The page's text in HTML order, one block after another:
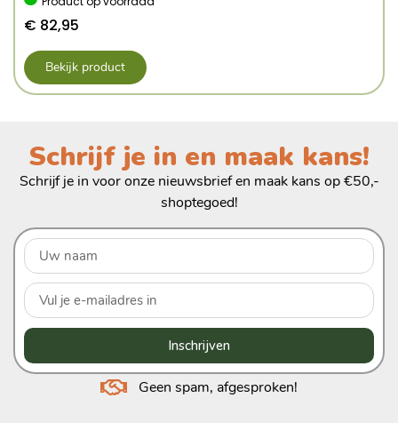
€ 82,95
Bekijk product
Schrijf je in en maak kans!
Schrijf je in voor onze nieuwsbrief en maak kans op €50,-
shoptegoed!
Inschrijven
Geen spam, afgesproken!